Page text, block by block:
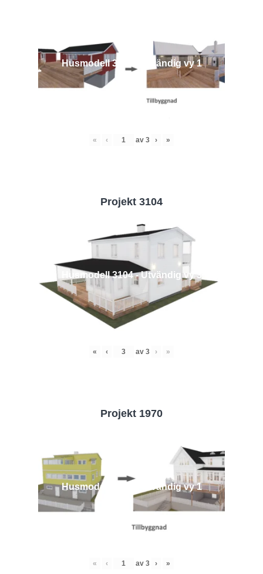
Husmodell 3442 - Utvändig vy 1
« ‹ av 3 › »
Projekt 3104
Husmodell 3104 - Utvändig vy 3
« ‹ av 3 › »
Projekt 1970
Husmodell 1970 - Utvändig vy 1
« ‹ av 3 › »